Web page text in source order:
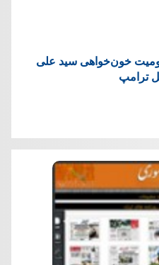
خون‌خواهی سید علی
ترامپ